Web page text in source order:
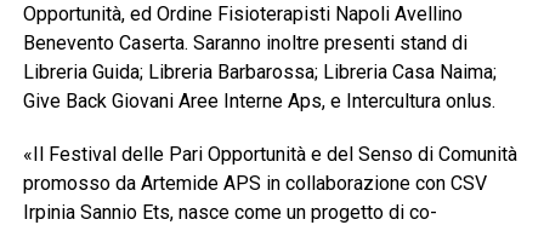
Opportunità, ed Ordine Fisioterapisti Napoli Avellino
Benevento Caserta. Saranno inoltre presenti stand di
Libreria Guida; Libreria Barbarossa; Libreria Casa Naima;
Give Back Giovani Aree Interne Aps, e Intercultura onlus.
«Il Festival delle Pari Opportunità e del Senso di Comunità
promosso da Artemide APS in collaborazione con CSV
Irpinia Sannio Ets, nasce come un progetto di co-